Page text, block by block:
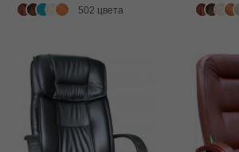
502 цвета